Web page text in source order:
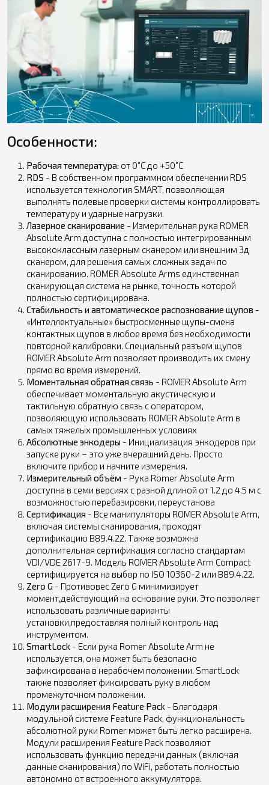
Особенности:
Рабочая температура: от 0˚С до +50˚C
RDS - В собственном программном обеспечении RDS
используется технология SMART, позволяющая
выполнять полевые проверки системы контроллировать
температуру и ударные нагрузки.
Лазерное сканирование - Измерительная рука ROMER
Absolute Arm доступна с полностью интегрированным
высококлассным лазерным сканером или внешним 3д
сканером, для решения самых сложных задач по
сканированию. ROMER Absolute Arms единственная
сканирующая система на рынке, точность которой
полностью сертифицирована.
Стабильность и автоматическое распознование щупов -
«Интеллектуальные» быстросменные щупы-смена
контактных щупов в любое время без необходимости
повторной калибровки. Специальный разъем щупов
ROMER Absolute Arm позволяет производить их смену
прямо во время измерений.
Моментальная обратная связь - ROMER Absolute Arm
обеспечивает моментальную акустическую и
тактильную обратную связь с оператором,
позволяющую использовать ROMER Absolute Arm в
самых тяжелых промышленных условиях
Абсолютные энкодеры - Инициализация энкодеров при
запуске руки – это уже вчерашний день. Просто
включите прибор и начните измерения.
Измерительный объём - Рука Romer Absolute Arm
доступна в семи версиях с разной длиной от 1.2 до 4.5 м с
возможностью перебазировки, переустанова
Сертификация - Все манипуляторы ROMER Absolute Arm,
включая системы сканирования, проходят
сертификацию B89.4.22. Также возможна
дополнительная сертификация согласно стандартам
VDI/VDE 2617-9. Модель ROMER Absolute Arm Compact
сертифицируется на выбор по ISO 10360-2 или B89.4.22.
Zero G - Противовес Zero G минимизирует
момент,действующий на основание руки. Это позволяет
использовать различные варианты
установки,предоставляя полный контроль над
инструментом.
SmartLock - Если рука Romer Absolute Arm не
используется, она может быть безопасно
зафиксирована в нерабочем положении. SmartLock
также позволяет фиксировать руку в любом
промежуточном положении.
Модули расширения Feature Pack - Благодаря
модульной системе Feature Pack, функциональность
абсолютной руки Romer может быть легко расширена.
Модули расширения Feature Pack позволяют
использовать функцию передачи данных (включая
данные сканирования) по WiFi, работать полностью
автономно от встроенного аккумулятора.